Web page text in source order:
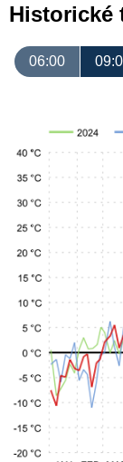
Historické
06:00